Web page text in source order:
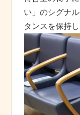
い」のシグナ
タンスを保持